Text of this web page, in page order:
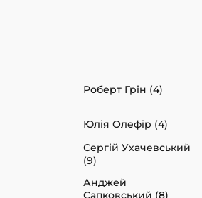
Роберт Грін (4)
Юлія Олефір (4)
Сергій Ухачевський
(9)
Анджей
Сапковський (8)